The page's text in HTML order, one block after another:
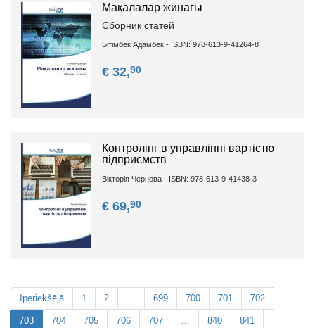
Мақалалар жинағы
Сборник статей
Бітімбек Адамбек - ISBN: 978-613-9-41264-8
€ 32,90
Контролінг в управлінні вартістю
підприємств
Вікторія Чернова - ISBN: 978-613-9-41438-3
€ 69,90
Iperiekšējā 1 2 699 700 701 702
703 704 705 706 707 840 841